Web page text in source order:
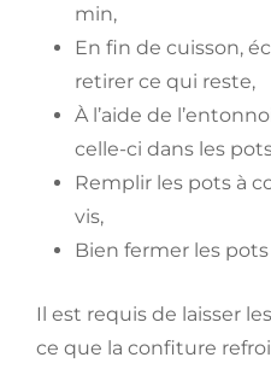
min,
En fin de cuisson,
retirer ce qui reste,
À l’aide de
celle-ci dans les
Remplir les pots à
vis,
Bien fermer les
Il est requis de laisser
ce que la confiture